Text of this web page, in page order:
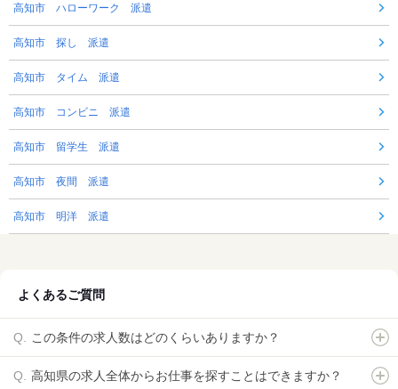
高知市 ハローワーク 派遣
高知市 探し 派遣
高知市 タイム 派遣
高知市 コンビニ 派遣
高知市 留学生 派遣
高知市 夜間 派遣
高知市 明洋 派遣
よくあるご質問
この条件の求人数はどのくらいありますか？
高知県の求人全体からお仕事を探すことはできますか？